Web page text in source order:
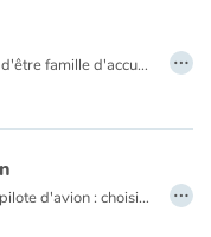
La maman de Max a décidé d'être famille d'accueil le temps des vacances d'été. "Il faut savoir partager" dit-elle. Rachid, le même âge que Max, débarque un beau jour à la campagne. Campagne/Ville ou Bouseu/Rebeu ? Beaucoup de choses les opposent à priori mais deux garçons de 10 ans ça peut aussi avoir de nombreux points communs. …
Pour découvrir le métier de pilote d'avion : choisissez d'abord votre héros, Thomas ou Marianne. Suivez ses pas tout au long de sa journée de travail, comme si vous y étiez. Ajoutez des rubriques documentaires pour tout savoir sur le mur du son, les exploits de Charles Lindbergh, l'alphabet aéronautique et d’autres trésors. Complétez l'aventure avec le blog compagnon ! …